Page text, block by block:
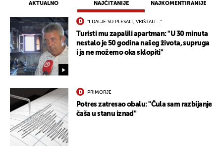
AKTUALNO NAJČITANIJE NAJKOMENTIRANIJE
"I DALJE SU PLESALI, VRIŠTALI..."
Turisti mu zapalili apartman: "U 30 minuta
nestalo je 50 godina našeg života, supruga
i ja ne možemo oka sklopiti"
PRIMORJE
Potres zatresao obalu: "Čula sam razbijanje
čaša u stanu iznad"
UKLJUČITE NOTIFIKACIJE